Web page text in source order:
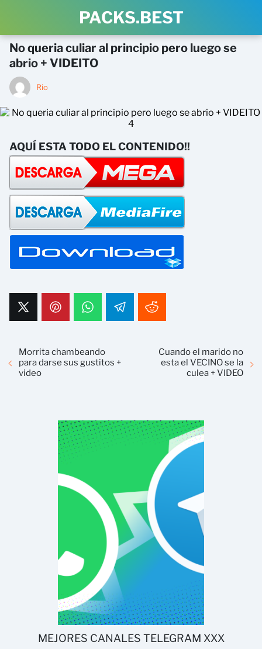
PACKS.BEST
No queria culiar al principio pero luego se
abrio + VIDEITO
Rio
AQUÍ ESTA TODO EL CONTENIDO!!
Morrita chambeando
para darse sus gustitos +
video
Cuando el marido no
esta el VECINO se la
culea + VIDEO
MEJORES CANALES TELEGRAM XXX